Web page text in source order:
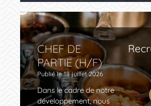
CHEF DE
PARTIE (H/F)
Publié le18 juillet 2026
Dans le cadre de notre
développement, nous